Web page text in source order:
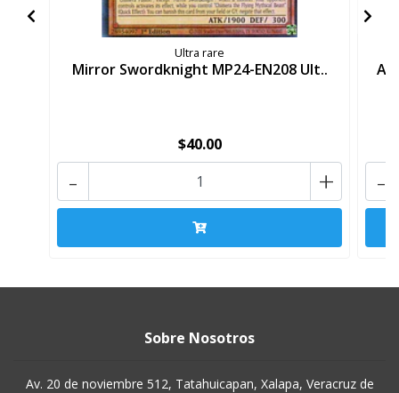
Ultra rare
Mirror Swordknight MP24-EN208 Ult..
$40.00
+
- -
Sobre Nosotros
Av. 20 de noviembre 512, Tatahuicapan, Xalapa, Veracruz de